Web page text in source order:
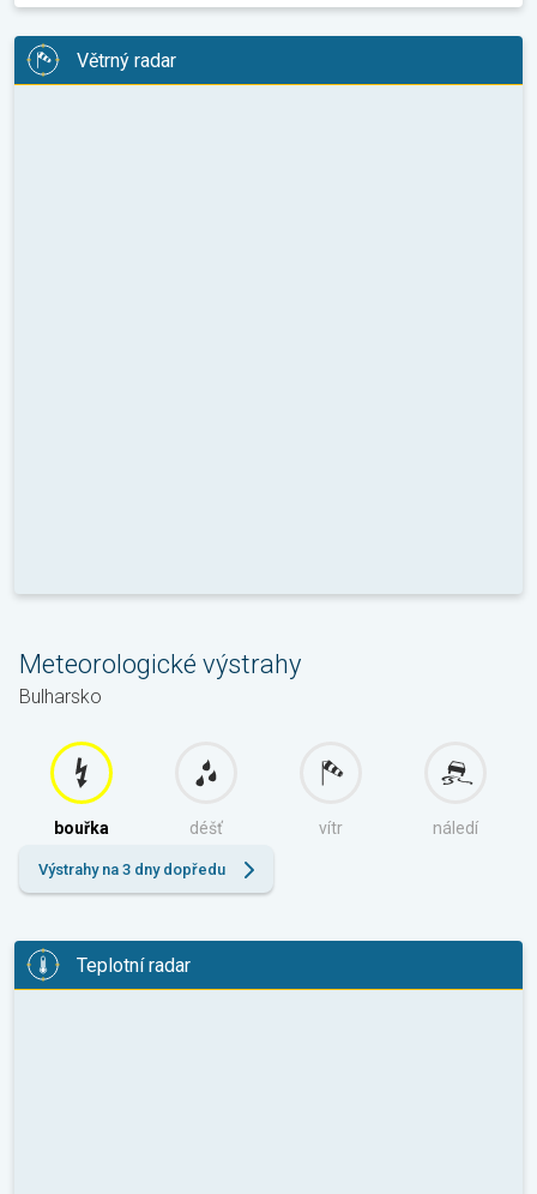
Větrný radar
Meteorologické výstrahy
Bulharsko
bouřka déšť vítr náledí
Výstrahy na 3 dny dopředu
Teplotní radar